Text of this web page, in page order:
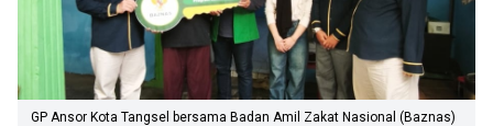
GP Ansor Kota Tangsel bersama Badan Amil Zakat Nasional (Baznas)